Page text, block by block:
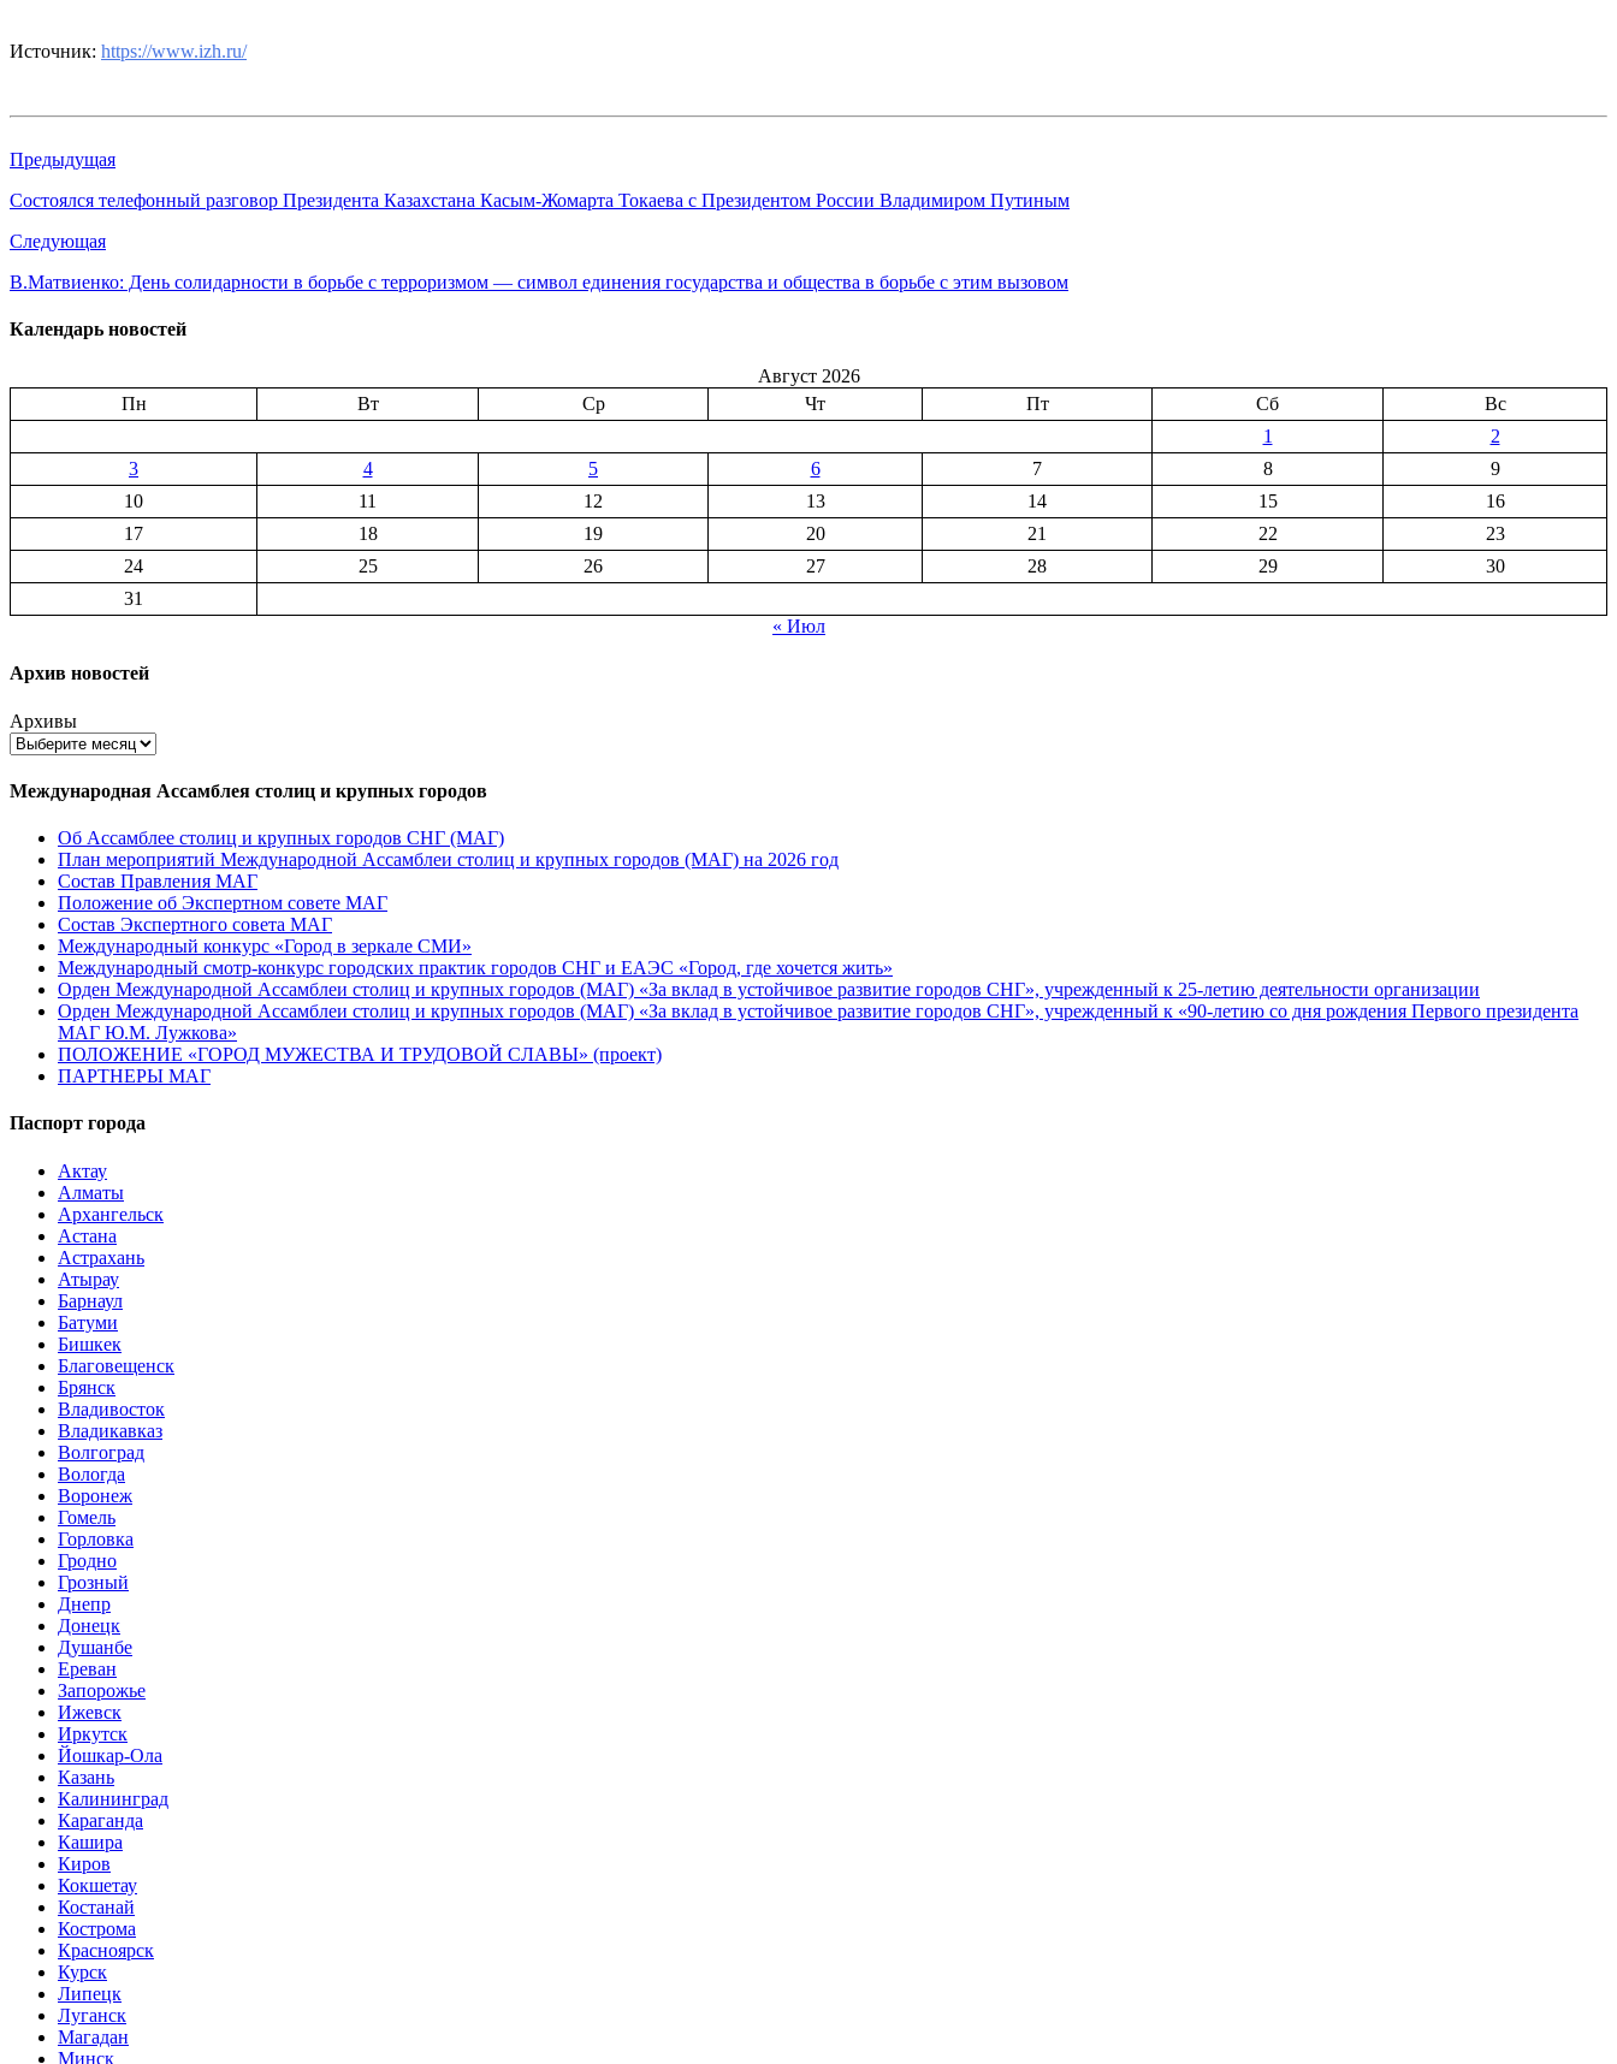
Источник: https://www.izh.ru/
Предыдущая
Состоялся телефонный разговор Президента Казахстана Касым-Жомарта Токаева с Президентом России Владимиром Путиным
Следующая
В.Матвиенко: День солидарности в борьбе с терроризмом — символ единения государства и общества в борьбе с этим вызовом
Календарь новостей
Август 2026
Пн
Вт Ср Чт Пт Сб
Вс
1
2
3
4 5 6 7 8
9
10
11 12 13 14 15
16
17
18 19 20 21 22
23
24
25 26 27 28 29
30
31
« Июл
Архив новостей
Архивы
Международная Ассамблея столиц и крупных городов
Об Ассамблее столиц и крупных городов СНГ (МАГ)
План мероприятий Международной Ассамблеи столиц и крупных городов (МАГ) на 2026 год
Состав Правления МАГ
Положение об Экспертном совете МАГ
Состав Экспертного совета МАГ
Международный конкурс «Город в зеркале СМИ»
Международный смотр-конкурс городских практик городов СНГ и ЕАЭС «Город, где хочется жить»
Орден Международной Ассамблеи столиц и крупных городов (МАГ) «За вклад в устойчивое развитие городов СНГ», учрежденный к 25-летию деятельности организации
Орден Международной Ассамблеи столиц и крупных городов (МАГ) «За вклад в устойчивое развитие городов СНГ», учрежденный к «90-летию со дня рождения Первого президента
МАГ Ю.М. Лужкова»
ПОЛОЖЕНИЕ «ГОРОД МУЖЕСТВА И ТРУДОВОЙ СЛАВЫ» (проект)
ПАРТНЕРЫ МАГ
Паспорт города
Актау
Алматы
Архангельск
Астана
Астрахань
Атырау
Барнаул
Батуми
Бишкек
Благовещенск
Брянск
Владивосток
Владикавказ
Волгоград
Вологда
Воронеж
Гомель
Горловка
Гродно
Грозный
Днепр
Донецк
Душанбе
Ереван
Запорожье
Ижевск
Иркутск
Йошкар-Ола
Казань
Калининград
Караганда
Кашира
Киров
Кокшетау
Костанай
Кострома
Красноярск
Курск
Липецк
Луганск
Магадан
Минск